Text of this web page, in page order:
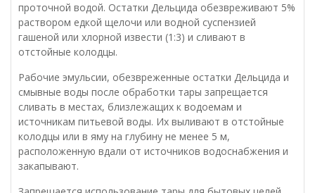
проточной водой. Остатки Дельцида обезвреживают 5%
раствором едкой щелочи или водной суспензией
гашеной или хлорной извести (1:3) и сливают в
отстойные колодцы.
Рабочие эмульсии, обезвреженные остатки Дельцида и
смывные воды после обработки тары запрещается
сливать в местах, близлежащих к водоемам и
источникам питьевой воды. Их выливают в отстойные
колодцы или в яму на глубину не менее 5 м,
расположенную вдали от источников водоснабжения и
закапывают.